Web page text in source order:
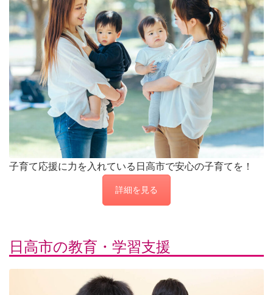
子育て応援に力を入れている日高市で安心の子育てを！
詳細を見る
日高市の教育・学習支援